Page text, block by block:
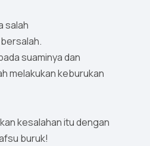
salah
suaminya dan
melakukan keburukan
kesalahan itu dengan
buruk!